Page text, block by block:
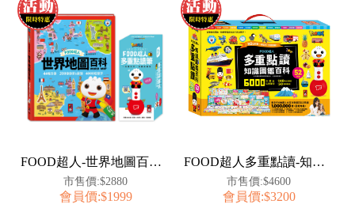
FOOD超人-世界地圖百科-點讀套組
市售價:$2880
會員價:$1999
FOOD超人多重點讀-知識圖鑑百科52件組
市售價:$4600
會員價:$3200